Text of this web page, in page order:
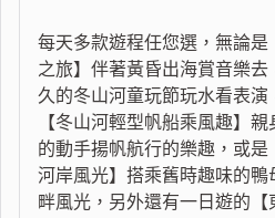
每天多款遊程任您選，無論是
之旅】伴著黃昏出海賞音樂去
久的冬山河童玩節玩水看表演
【冬山河輕型帆船乘風趣】
的動手揚帆航行的樂趣，或是
河岸風光】搭乘舊時趣味的鴨
畔風光，另外還有一日遊的【